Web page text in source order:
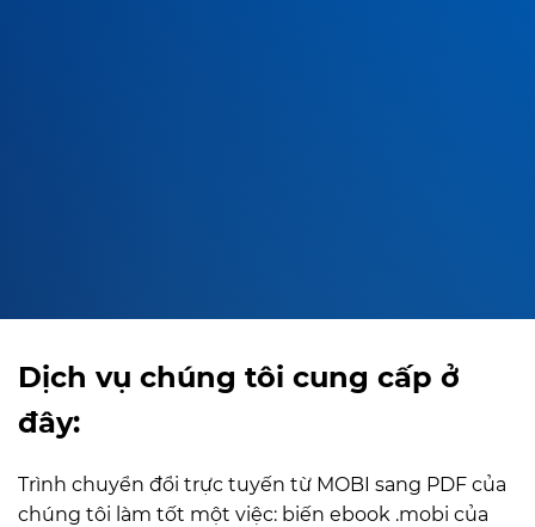
Dịch vụ chúng tôi cung cấp ở
đây:
Trình chuyển đổi trực tuyến từ MOBI sang PDF của
chúng tôi làm tốt một việc: biến ebook .mobi của